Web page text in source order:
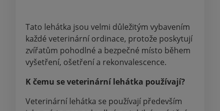
Tato lehátka jsou velmi důležitým vybavením
každé veterinární ordinace, protože poskytují
zvířatům pohodlné a bezpečné místo během
vyšetření, ošetření a rekonvalescence.
K čemu se veterinární lehátka používají?
Veterinární lehátka se používají především